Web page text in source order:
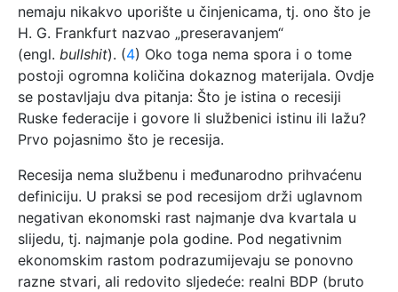
nemaju nikakvo uporište u činjenicama, tj. ono što je
H. G. Frankfurt nazvao „preseravanjem“
(engl. bullshit). (4) Oko toga nema spora i o tome
postoji ogromna količina dokaznog materijala. Ovdje
se postavljaju dva pitanja: Što je istina o recesiji
Ruske federacije i govore li službenici istinu ili lažu?
Prvo pojasnimo što je recesija.
Recesija nema službenu i međunarodno prihvaćenu
definiciju. U praksi se pod recesijom drži uglavnom
negativan ekonomski rast najmanje dva kvartala u
slijedu, tj. najmanje pola godine. Pod negativnim
ekonomskim rastom podrazumijevaju se ponovno
razne stvari, ali redovito sljedeće: realni BDP (bruto